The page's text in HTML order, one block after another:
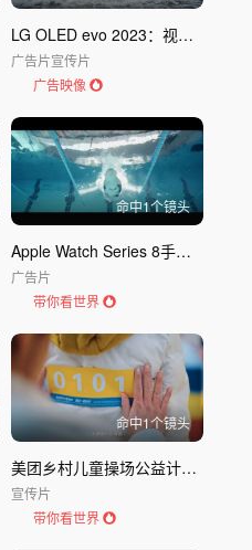
LG OLED evo 2023：视觉革命，史上最强画质
广告片宣传片
广告映像
命中1个镜头
Apple Watch Series 8手表广告｜苹果 Apple
广告片
带你看世界
命中1个镜头
美团乡村儿童操场公益计划：跑出一块好评
宣传片
带你看世界